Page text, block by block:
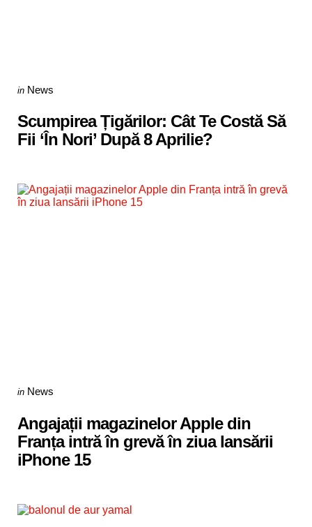
Categories
Posted
in News
Scumpirea Țigărilor: Cât Te Costă Să
Fii ‘În Nori’ După 8 Aprilie?
Categories
Posted
in News
Angajații magazinelor Apple din
Franța intră în grevă în ziua lansării
iPhone 15